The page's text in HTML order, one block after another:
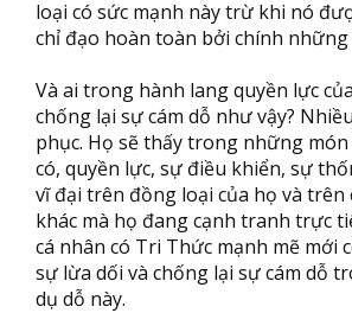
loại có sức mạnh này trừ khi nó
chỉ đạo hoàn toàn bởi chính những
Và ai trong hành lang quyền lực
chống lại sự cám dỗ như vậy?
phục. Họ sẽ thấy trong những
có, quyền lực, sự điều khiển, sự
vĩ đại trên đồng loại của họ và trên
khác mà họ đang cạnh tranh trực
cá nhân có Tri Thức mạnh mẽ mới
sự lừa dối và chống lại sự cám dỗ
dụ dỗ này.